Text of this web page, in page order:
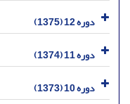
دوره 12 (1375)
دوره 11 (1374)
دوره 10 (1373)